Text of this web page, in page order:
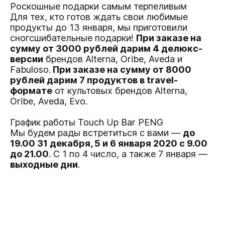
Роскошные подарки самым терпеливым
Для тех, кто готов ждать свои любимые
продукты до 13 января, мы приготовили
сногсшибательные подарки! При заказе на
сумму от 3000 рублей дарим 4 делюкс-
версии брендов Alterna, Oribe, Aveda и
Fabuloso. При заказе на сумму от 8000
рублей дарим 7 продуктов в travel-
формате от культовых брендов Alterna,
Oribe, Aveda, Evo.
График работы Touch Up Bar PENG
Мы будем рады встретиться с вами — до
19.00 31 декабря, 5 и 6 января 2020 c 9.00
до 21.00. C 1 по 4 число, а также 7 января —
выходные дни.